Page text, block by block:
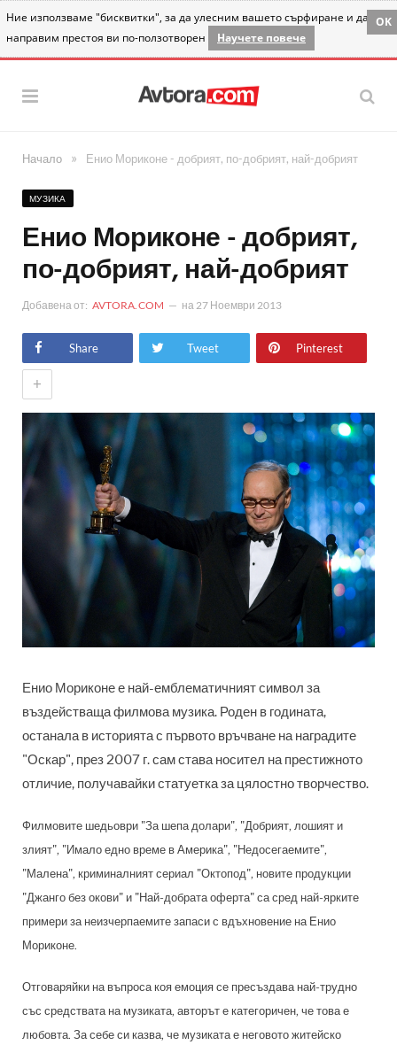
Ние използваме "бисквитки", за да улесним вашето сърфиране и да
направим престоя ви по-ползотворен
Научете повече
OK
Начало » Енио Мориконе - добрият, по-добрият, най-добрият
МУЗИКА
Енио Мориконе - добрият,
по-добрият, най-добрият
Добавена от: AVTORA.COM на 27 Ноември 2013
Share Tweet Pinterest
+
Енио Мориконе е най-емблематичният символ за
въздействаща филмова музика. Роден в годината,
останала в историята с първото връчване на наградите
"Оскар", през 2007 г. сам става носител на престижното
отличие, получавайки статуетка за цялостно творчество.
Филмовите шедьоври "За шепа долари", "Добрият, лошият и
злият", "Имало едно време в Америка", "Недосегаемите",
"Малена", криминалният сериал "Октопод", новите продукции
"Джанго без окови" и "Най-добрата оферта" са сред най-ярките
примериза неизчерпаемите запаси с вдъхновение на Енио
Мориконе.
Отговаряйки на въпроса коя емоция се пресъздава най-трудно
със средствата на музиката, авторът е категоричен, че това е
любовта. За себе си казва, че музиката е неговото житейско